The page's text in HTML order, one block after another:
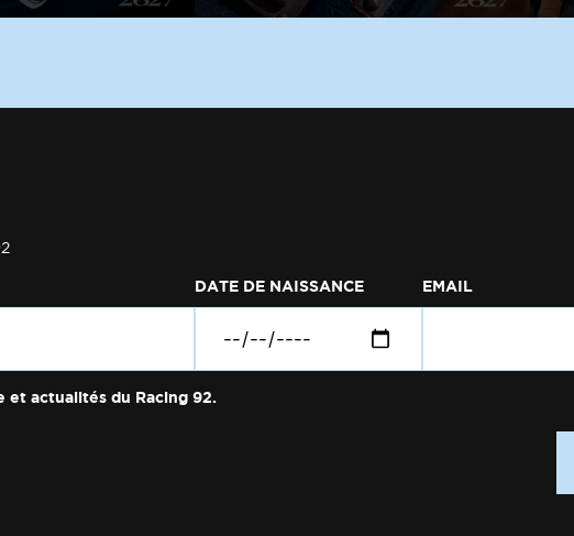
DATE DE NAISSANCE EMAIL
et actualités du Racing 92.